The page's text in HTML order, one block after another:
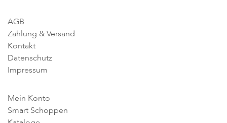
AGB
Zahlung & Versand
Kontakt
Datenschutz
Impressum
Mein Konto
Smart Schoppen